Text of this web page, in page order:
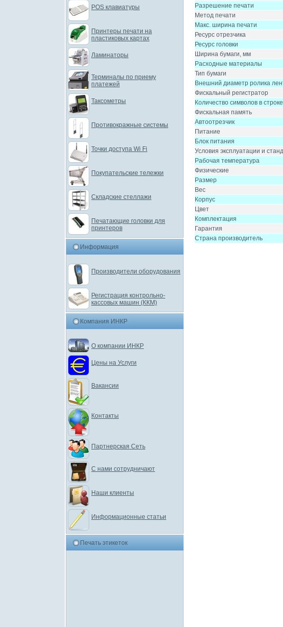
Разрешение печати
Метод печати
Макс. ширина печати
Ресурс отрезчика
Ресурс головки
Ширина бумаги, мм
Расходные материалы
Тип бумаги
Внешний диаметр ролика
Фискальный регистратор
Количество символов в строке
Фискальная память
Автоотрезчик
Питание
Блок питания
Условия эксплуатации и
Рабочая температура
Физические
Размер
Вес
Корпус
Цвет
Комплектация
Гарантия
Страна производитель
POS клавиатуры
Принтеры печати на
пластиковых картах
Ламинаторы
Терминалы по приему
платежей
Таксометры
Противокражные системы
Точки доступа Wi Fi
Покупательские тележки
Складские стеллажи
Печатающие головки для
принтеров
Информация
Производители оборудования
Регистрация контрольно-
кассовых машин (ККМ)
Компания ИНКР
О компании ИНКР
Цены на Услуги
Вакансии
Контакты
Партнерская Сеть
С нами сотрудничают
Наши клиенты
Информационные статьи
Печать этикеток